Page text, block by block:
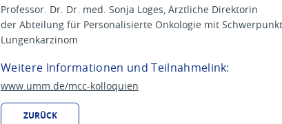
Professor. Dr. Dr. med. Sonja Loges, Ärztliche Direktorin
der Abteilung für Personalisierte Onkologie mit Schwerpunkt
Lungenkarzinom
Weitere Informationen und Teilnahmelink:
www.umm.de/mcc-kolloquien
ZURÜCK